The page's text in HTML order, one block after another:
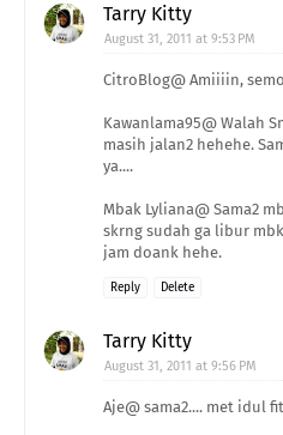
Tarry Kitty
August 31, 2011 at 9:53 PM
CitroBlog@ Amiiiin,
Kawanlama95@ Walah
masih jalan2 hehehe.
ya....
Mbak Lyliana@ Sama2
skrng sudah ga libur
jam doank hehe.
Reply Delete
Tarry Kitty
August 31, 2011 at 9:56 PM
Aje@ sama2.... met idul